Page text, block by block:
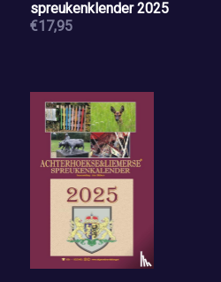
spreukenklender 2025
€17,95